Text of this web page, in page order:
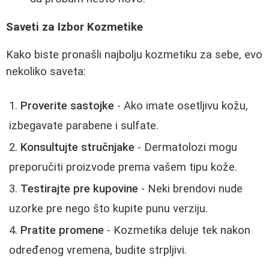
Saveti za Izbor Kozmetike
Kako biste pronašli najbolju kozmetiku za sebe, evo
nekoliko saveta:
Proverite sastojke - Ako imate osetljivu kožu,
izbegavate parabene i sulfate.
Konsultujte stručnjake - Dermatolozi mogu
preporučiti proizvode prema vašem tipu kože.
Testirajte pre kupovine - Neki brendovi nude
uzorke pre nego što kupite punu verziju.
Pratite promene - Kozmetika deluje tek nakon
određenog vremena, budite strpljivi.